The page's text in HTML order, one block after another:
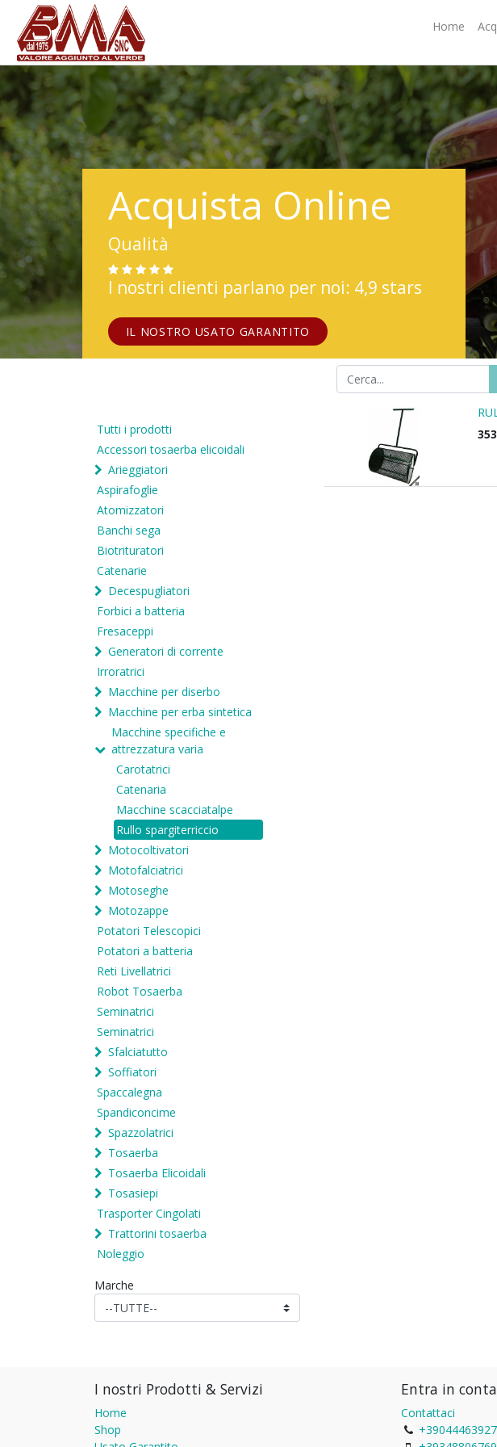
Home
Acquista Online
Qualità
I nostri clienti parlano per noi: 4,9 stars
IL NOSTRO USATO GARANTITO
Tutti i prodotti
Accessori tosaerba elicoidali
Arieggiatori
Aspirafoglie
Atomizzatori
Banchi sega
Biotrituratori
Catenarie
Decespugliatori
Forbici a batteria
Fresaceppi
Generatori di corrente
Irroratrici
Macchine per diserbo
Macchine per erba sintetica
Macchine specifiche e
attrezzatura varia
Carotatrici
Catenaria
Macchine scacciatalpe
Rullo spargiterriccio
Motocoltivatori
Motofalciatrici
Motoseghe
Motozappe
Potatori Telescopici
Potatori a batteria
Reti Livellatrici
Robot Tosaerba
Seminatrici
Seminatrici
Sfalciatutto
Soffiatori
Spaccalegna
Spandiconcime
Spazzolatrici
Tosaerba
Tosaerba Elicoidali
Tosasiepi
Trasporter Cingolati
Trattorini tosaerba
Noleggio
Marche
I nostri Prodotti & Servizi
Home
Shop
Entra in
Contattaci